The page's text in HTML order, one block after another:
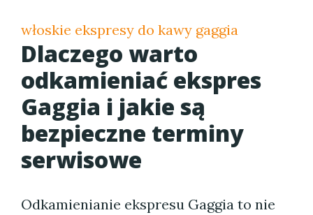
włoskie ekspresy do kawy gaggia
Dlaczego warto
odkamieniać ekspres
Gaggia i jakie są
bezpieczne terminy
serwisowe
Odkamienianie ekspresu Gaggia to nie